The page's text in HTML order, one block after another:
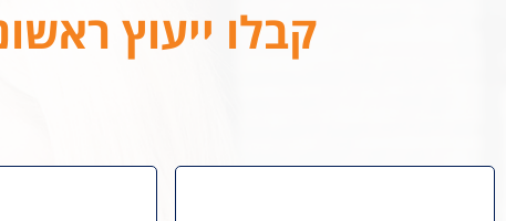
קבלו ייעוץ